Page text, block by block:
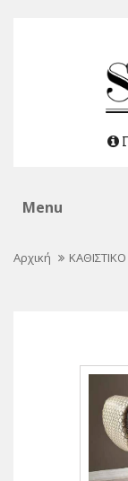
Αρχική ΚΑΘΙΣΤΙΚΟ